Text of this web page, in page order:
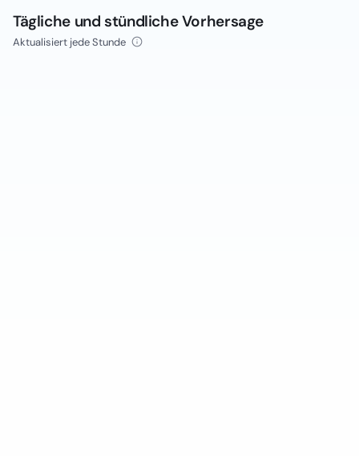
Tägliche und stündliche Vorhersage
Aktualisiert jede Stunde